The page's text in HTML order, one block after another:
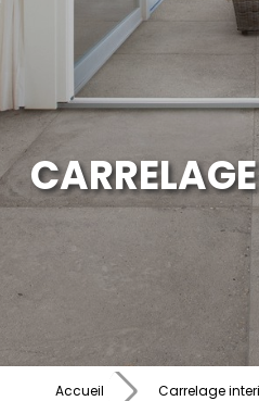
Accueil Carrelage